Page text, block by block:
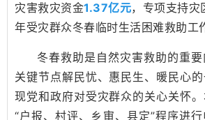
灾害救灾资金1.37亿元，专项支持
年受灾群众冬春临时生活困难救助工
冬春救助是自然灾害救助的重
关键节点解民忧、惠民生、暖民心
现党和政府对受灾群众的关心关怀
“户报、村评、乡审、县定”程序进